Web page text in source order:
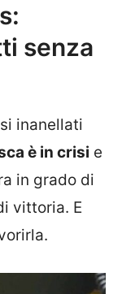
senza
inanellati
è in crisi e
in grado di
vittoria. E